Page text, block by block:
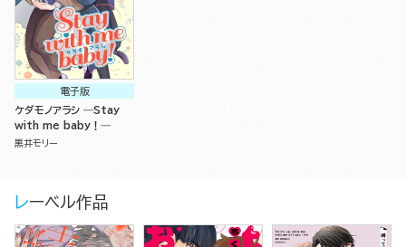
電子版
ケダモノアラシ ―Stay
with me baby！―
黒井モリー
レーベル作品